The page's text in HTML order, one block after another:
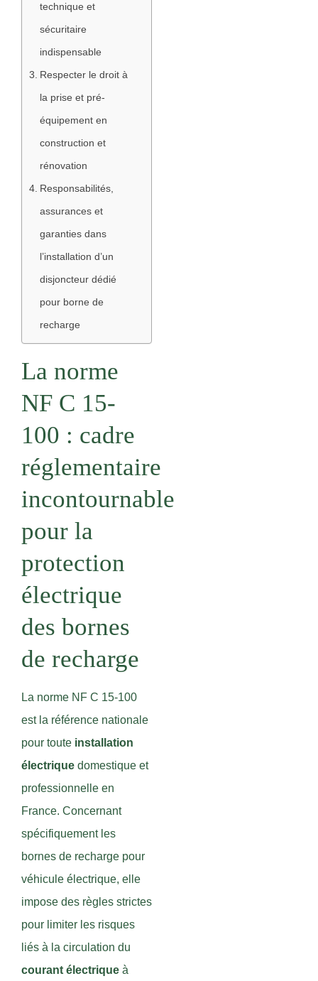
technique et
sécuritaire
indispensable
Respecter le droit à
la prise et pré-
équipement en
construction et
rénovation
Responsabilités,
assurances et
garanties dans
l’installation d’un
disjoncteur dédié
pour borne de
recharge
La norme
NF C 15-
100 : cadre
réglementaire
incontournable
pour la
protection
électrique
des bornes
de recharge
La norme NF C 15-100
est la référence nationale
pour toute installation
électrique domestique et
professionnelle en
France. Concernant
spécifiquement les
bornes de recharge pour
véhicule électrique, elle
impose des règles strictes
pour limiter les risques
liés à la circulation du
courant électrique à